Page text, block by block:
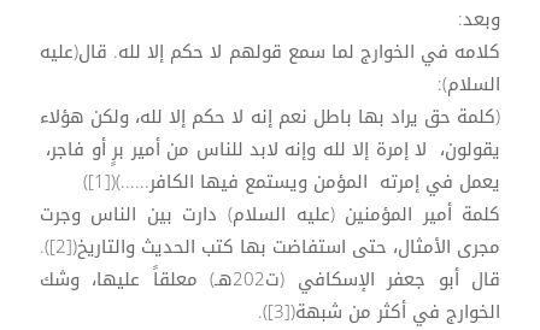
وبعد:
كلامه في الخوارج لما سمع قولهم لا حكم إلا لله. قال(عليه
السلام):
(كلمة حق يراد بها باطل نعم إنه لا حكم إلا لله، ولكن هؤلاء
يقولون، لا إمرة إلا لله وإنه لابد للناس من أمير برٍ أو فاجر،
يعمل في إمرته المؤمن ويستمع فيها الكافر......)([1])
كلمة أمير المؤمنين (عليه السلام) دارت بين الناس وجرت
مجرى الأمثال، حتى استفاضت بها كتب الحديث والتاريخ([2]).
قال أبو جعفر الإسكافي (ت202هـ) معلقاً عليها، وشك
الخوارج في أكثر من شبهة([3]).